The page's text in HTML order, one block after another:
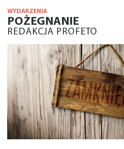
WYDARZENIA
POŻEGNANIE
REDAKCJA PROFETO